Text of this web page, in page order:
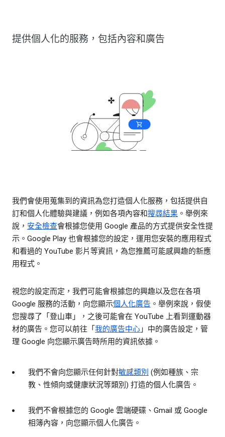
提供個人化的服務，包括內容和廣告
我們會使用蒐集到的資訊為您打造個人化服務，包括提供自
訂和個人化體驗與建議，例如各項內容和搜尋結果 。舉例來
說， 安全檢查會根據您使用 Google 產品的方式提供安全性提
示。Google Play 也會根據您的設定，運用您安裝的應用程式
和看過的 YouTube 影片等資訊，為您推薦可能感興趣的新應
用程式。
視您的設定而定，我們可能會根據您的興趣以及您在各項
Google 服務的活動，向您顯示個人化廣告 。舉例來說，假使
您搜尋了「登山車」，之後可能會在 YouTube 上看到運動器
材的廣告。您可以前往「 我的廣告中心 」中的廣告設定，管
理 Google 向您顯示廣告時所用的資訊依據。
我們不會向您顯示任何針對敏感類別 (例如種族、宗
教、性傾向或健康狀況等類別) 打造的個人化廣告。
我們不會根據您的 Google 雲端硬碟、Gmail 或 Google
相簿內容，向您顯示個人化廣告。